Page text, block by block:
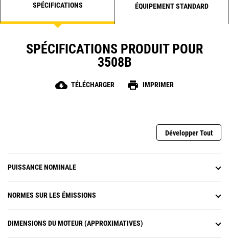
SPÉCIFICATIONS ÉQUIPEMENT STANDARD
SPÉCIFICATIONS PRODUIT POUR
3508B
cloud_download TÉLÉCHARGER print IMPRIMER
Développer Tout
PUISSANCE NOMINALE
NORMES SUR LES ÉMISSIONS
DIMENSIONS DU MOTEUR (APPROXIMATIVES)